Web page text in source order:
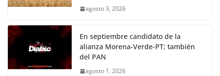
agosto 3, 2026
En septiembre candidato de la
alianza Morena-Verde-PT; también
del PAN
agosto 1, 2026